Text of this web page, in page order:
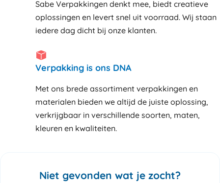
Sabe Verpakkingen denkt mee, biedt creatieve
oplossingen en levert snel uit voorraad. Wij staan
iedere dag dicht bij onze klanten
Verpakking is ons DNA
Met ons brede assortiment verpakkingen en
materialen bieden we altijd de juiste oplossing,
verkrijgbaar in verschillende soorten, maten,
kleuren en kwaliteiten.
Niet gevonden wat je zocht?